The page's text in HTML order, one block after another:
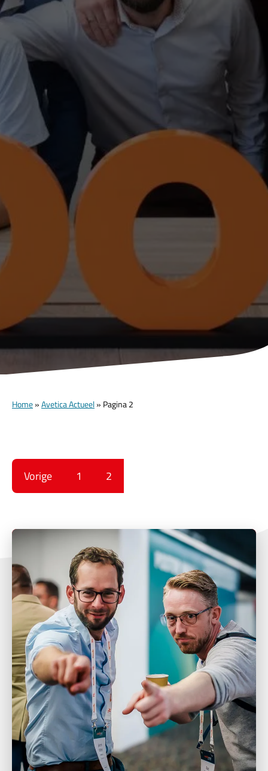
Home»Avetica Actueel» Pagina 2
Vorige 1 2